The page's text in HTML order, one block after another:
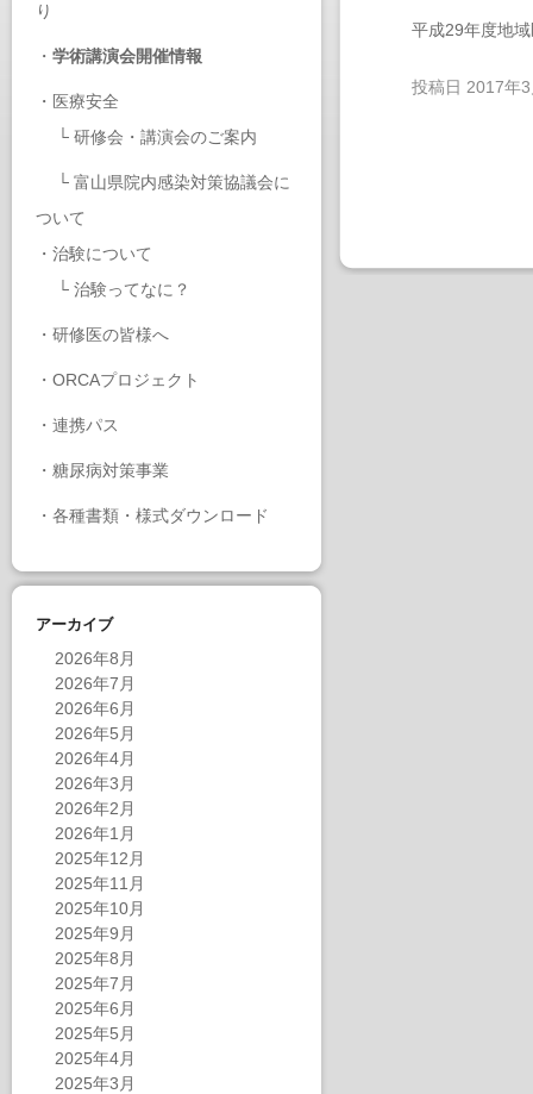
り
・ 学術講演会開催情報
・ 医療安全
└ 研修会・講演会のご案内
└ 富山県院内感染対策協議会に
ついて
・ 治験について
└ 治験ってなに？
・ 研修医の皆様へ
・ ORCAプロジェクト
・ 連携パス
・ 糖尿病対策事業
・ 各種書類・様式ダウンロード
アーカイブ
2026年8月
2026年7月
2026年6月
2026年5月
2026年4月
2026年3月
2026年2月
2026年1月
2025年12月
2025年11月
2025年10月
2025年9月
2025年8月
2025年7月
2025年6月
2025年5月
2025年4月
2025年3月
平成29年度地
投稿日 2017年